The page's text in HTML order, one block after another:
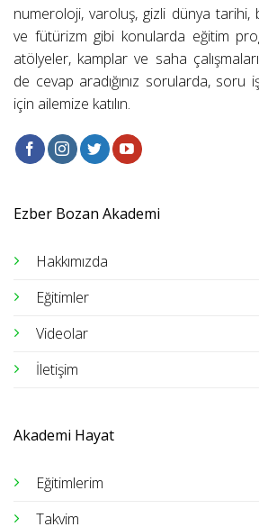
numeroloji, varoluş, gizli dünya tarihi,
ve fütürizm gibi konularda eğitim
atölyeler, kamplar ve saha
de cevap aradığınız sorularda, soru
için ailemize katılın.
Ezber Bozan Akademi
Hakkımızda
Eğitimler
Videolar
İletişim
Akademi Hayat
Eğitimlerim
Takvim